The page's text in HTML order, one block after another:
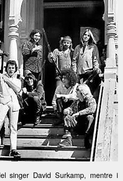
singer David Surkamp, mentre i